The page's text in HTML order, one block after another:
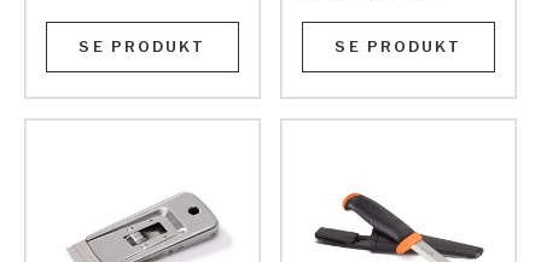
SE PRODUKT SE PRODUKT